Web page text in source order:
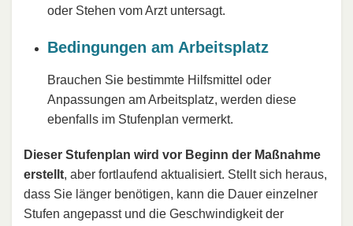
oder Stehen vom Arzt untersagt.
Bedingungen am Arbeitsplatz
Brauchen Sie bestimmte Hilfsmittel oder
Anpassungen am Arbeitsplatz, werden diese
ebenfalls im Stufenplan vermerkt.
Dieser Stufenplan wird vor Beginn der Maßnahme
erstellt, aber fortlaufend aktualisiert. Stellt sich heraus,
dass Sie länger benötigen, kann die Dauer einzelner
Stufen angepasst und die Geschwindigkeit der